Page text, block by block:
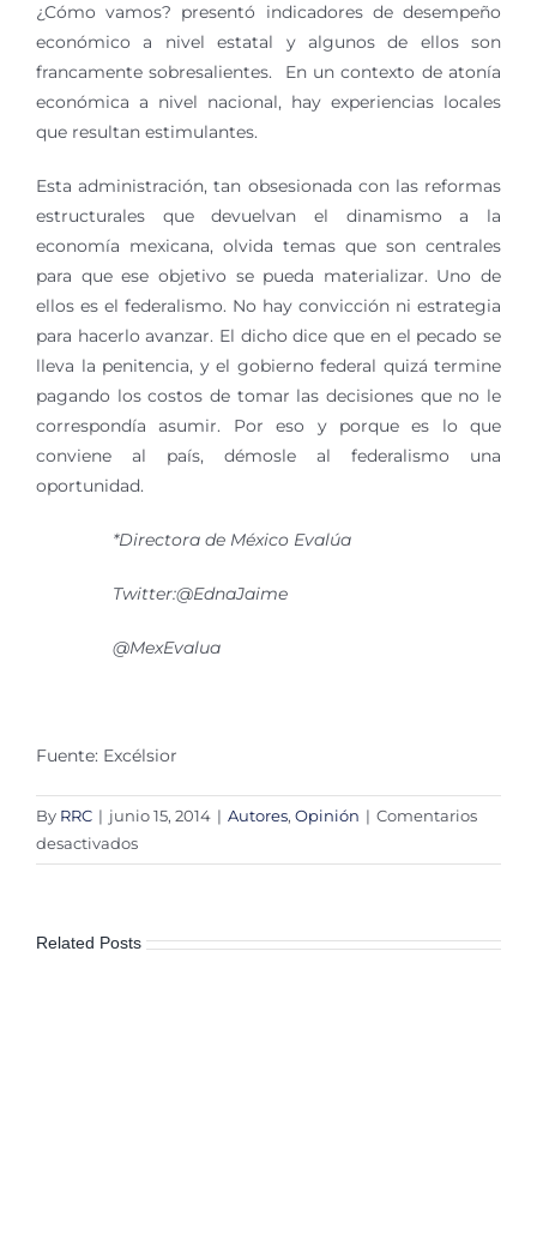
¿Cómo vamos? presentó indicadores de desempeño
económico a nivel estatal y algunos de ellos son
francamente sobresalientes. En un contexto de atonía
económica a nivel nacional, hay experiencias locales
que resultan estimulantes.
Esta administración, tan obsesionada con las reformas
estructurales que devuelvan el dinamismo a la
economía mexicana, olvida temas que son centrales
para que ese objetivo se pueda materializar. Uno de
ellos es el federalismo. No hay convicción ni estrategia
para hacerlo avanzar. El dicho dice que en el pecado se
lleva la penitencia, y el gobierno federal quizá termine
pagando los costos de tomar las decisiones que no le
correspondía asumir. Por eso y porque es lo que
conviene al país, démosle al federalismo una
oportunidad.
*Directora de México Evalúa
Twitter:@EdnaJaime
@MexEvalua
Fuente: Excélsior
By RRC | junio 15, 2014 | Autores, Opinión | Comentarios
desactivadosen
El
no
Related Posts